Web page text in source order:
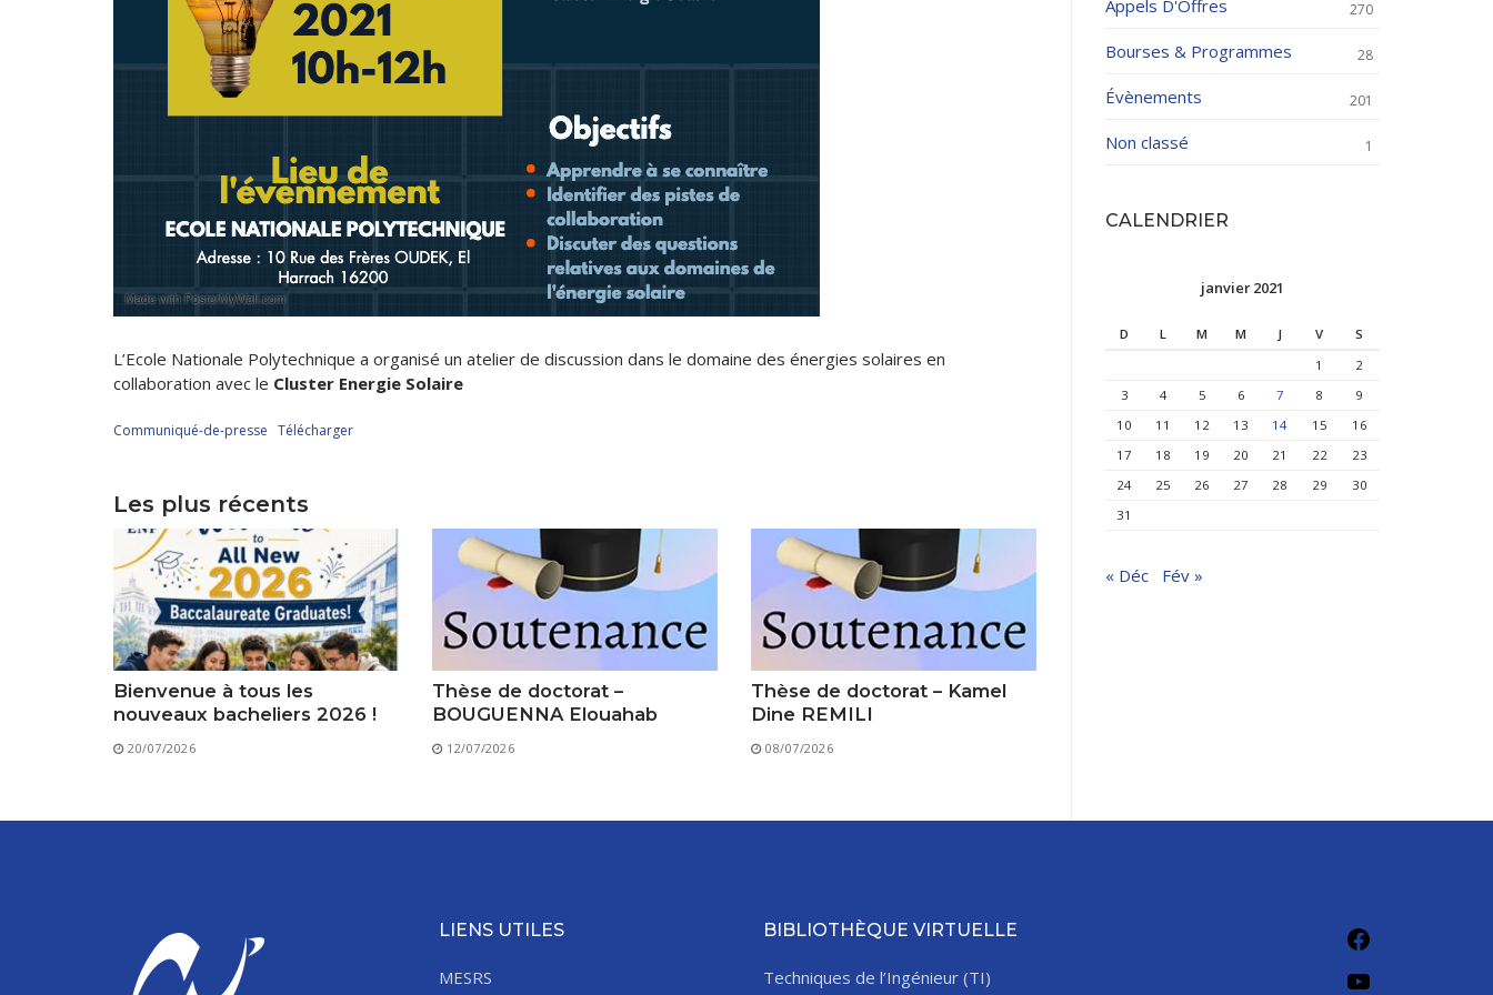
Formations assurées
Diplômes
Imprimés des œuvres Sociales
Imprimes de post graduation
Charte de Déontologie et D’éthique Universitaires
L’Ecole Nationale Polytechnique a organisé un atelier de discussion dans le domaine des énergies solaires en
collaboration avec le Cluster Energie Solaire
Communiqué-de-presse Télécharger
Les plus récents
Bienvenue à tous les
nouveaux bacheliers 2026 !
20/07/2026
Thèse de doctorat –
BOUGUENNA Elouahab
12/07/2026
Thèse de doctorat – Kamel
Dine REMILI
08/07/2026
Appels D'Offres 270
Bourses & Programmes 28
Évènements 201
Non classé 1
CALENDRIER
janvier 2021
D L M M J V
S
1
2
3
4 5 6 7 8
9
10
11 12 13 14 15
16
17
18 19 20 21 22
23
24
25 26 27 28 29
30
31
« Déc Fév »
LIENS UTILES
MESRS
BIBLIOTHÈQUE VIRTUELLE
Techniques de l’Ingénieur (TI)
Facebook
YouTube